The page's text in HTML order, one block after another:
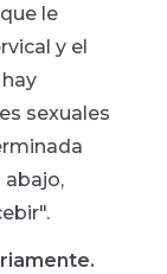
le
y el
sexuales
abajo,